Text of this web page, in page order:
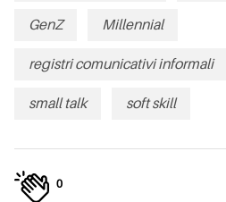
GenZ Millennial
registri comunicativi informali
small talk soft skill
0